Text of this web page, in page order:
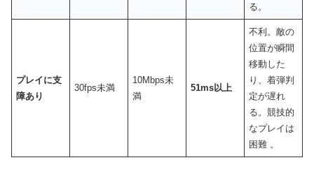
る。
プレイに支
障あり
30fps未満
10Mbps未
満
51ms以上
不利。敵の
位置が瞬間
移動した
り、着弾判
定が遅れ
る。競技的
なプレイは
困難 。